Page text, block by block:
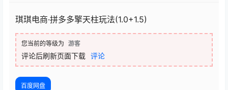
琪琪电商·拼多多擎天柱玩法(1.0+1.5)
您当前的等级为 游客
评论后刷新页面下载 评论
百度网盘